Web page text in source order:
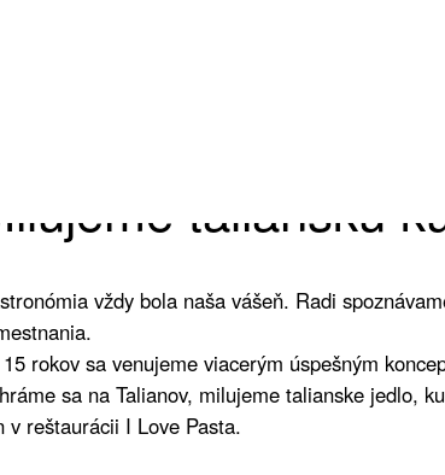
taliansku
vždy bola naša vášeň. Radi
rokov sa venujeme viacerým úspešným
sa na Talianov, milujeme talianske jedlo,
v reštaurácii I Love Pasta.